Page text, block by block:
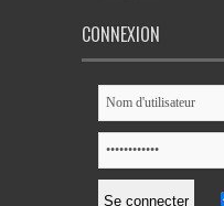
CONNEXION